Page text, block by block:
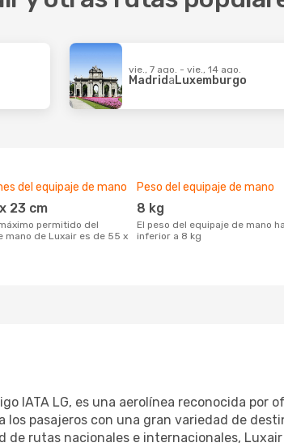
vie., 7 ago. - vie., 14 ago.
MadridaLuxemburgo
del equipaje de mano
23 cm
mano de Luxair es de 55 x
Peso del equipaje de mano
8 kg
El peso del equipaje de mano ha de ser
inferior a 8 kg
IATA LG, es una aerolínea reconocida
los pasajeros con una gran variedad de
de rutas nacionales e internacionales,